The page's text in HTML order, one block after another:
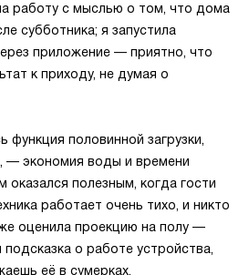
работу с мыслью о том, что дома
субботника; я запустила
приложение — приятно, что
к приходу, не думая о
функция половинной загрузки,
— экономия воды и времени
полезным, когда гости
работает очень тихо, и никто
оценила проекцию на полу —
о работе устройства,
её в сумерках.